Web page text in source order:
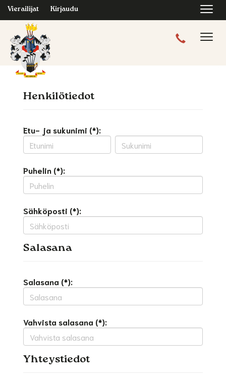
Vierailijat Kirjaudu
Henkilötiedot
Etu- ja sukunimi (*):
Puhelin (*):
Sähköposti (*):
Salasana
Salasana (*):
Vahvista salasana (*):
Yhteystiedot